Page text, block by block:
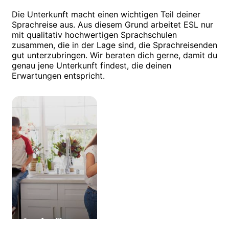
Die Unterkunft macht einen wichtigen Teil deiner
Sprachreise aus. Aus diesem Grund arbeitet ESL nur
mit qualitativ hochwertigen Sprachschulen
zusammen, die in der Lage sind, die Sprachreisenden
gut unterzubringen. Wir beraten dich gerne, damit du
genau jene Unterkunft findest, die deinen
Erwartungen entspricht.
Gastfamilie